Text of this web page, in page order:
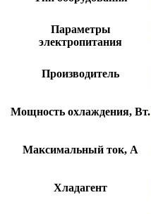
Параметры
электропитания
Производитель
Мощность охлаждения, Вт.
Максимальный ток, А
Хладагент